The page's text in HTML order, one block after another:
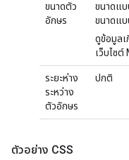
ขนาดตัว
อักษร
ขนาดแ
ขนาดแ
ดูข้อมูลเ
เว็บไซ
ระยะห่าง
ระหว่าง
ตัวอักษร
ปกติ
ตัวอย่าง CSS